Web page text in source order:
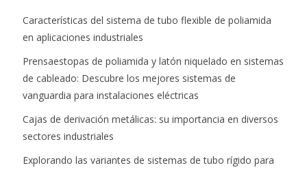
Características del sistema de tubo flexible de poliamida
en aplicaciones industriales
Prensaestopas de poliamida y latón niquelado en sistemas
de cableado: Descubre los mejores sistemas de
vanguardia para instalaciones eléctricas
Cajas de derivación metálicas: su importancia en diversos
sectores industriales
Explorando las variantes de sistemas de tubo rígido para